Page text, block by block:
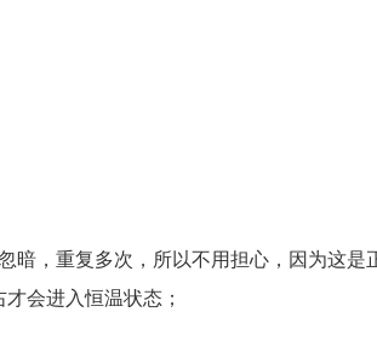
，重复多次，所以不用担心，因为这是
会进入恒温状态；